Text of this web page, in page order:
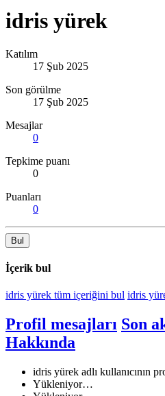
idris yürek
Katılım
17 Şub 2025
Son görülme
17 Şub 2025
Mesajlar
0
Tepkime puanı
0
Puanları
0
Bul
İçerik bul
idris yürek tüm içeriğini bul idris
Profil mesajları Son
Hakkında
idris yürek adlı kullanıcının
Yükleniyor…